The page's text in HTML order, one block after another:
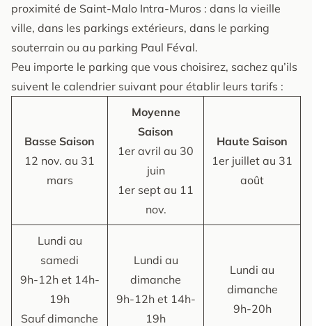
proximité de Saint-Malo Intra-Muros : dans la vieille
ville, dans les parkings extérieurs, dans le parking
souterrain ou au parking Paul Féval.
Peu importe le parking que vous choisirez, sachez qu’ils
suivent le calendrier suivant pour établir leurs tarifs :
Basse Saison
12 nov. au 31
mars
Moyenne
Saison
1er avril au 30
juin
1er sept au 11
nov.
Haute Saison
1er juillet au 31
août
Lundi au
samedi
9h-12h et 14h-
19h
Sauf dimanche
Lundi au
dimanche
9h-12h et 14h-
19h
Lundi au
dimanche
9h-20h